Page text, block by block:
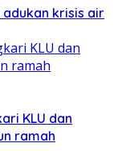
adukan krisis air
KLU dan
ramah